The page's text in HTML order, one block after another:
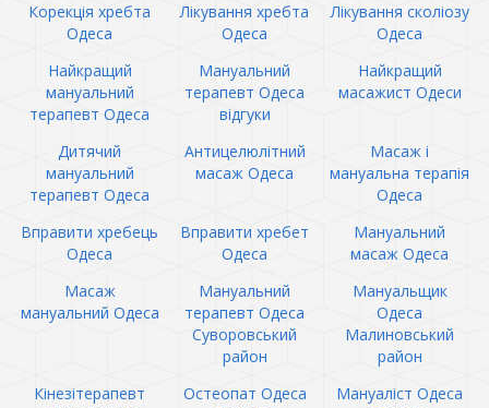
Корекція хребта
Одеса
Лікування хребта
Одеса
Лікування сколіозу
Одеса
Найкращий
мануальний
терапевт Одеса
Мануальний
терапевт Одеса
відгуки
Найкращий
масажист Одеси
Дитячий
мануальний
терапевт Одеса
Антицелюлітний
масаж Одеса
Масаж і
мануальна терапія
Одеса
Вправити хребець
Одеса
Вправити хребет
Одеса
Мануальний
масаж Одеса
Масаж
мануальний Одеса
Мануальний
терапевт Одеса
Суворовський
район
Мануальщик
Одеса
Малиновський
район
Кінезітерапевт
Остеопат Одеса
Мануаліст Одеса